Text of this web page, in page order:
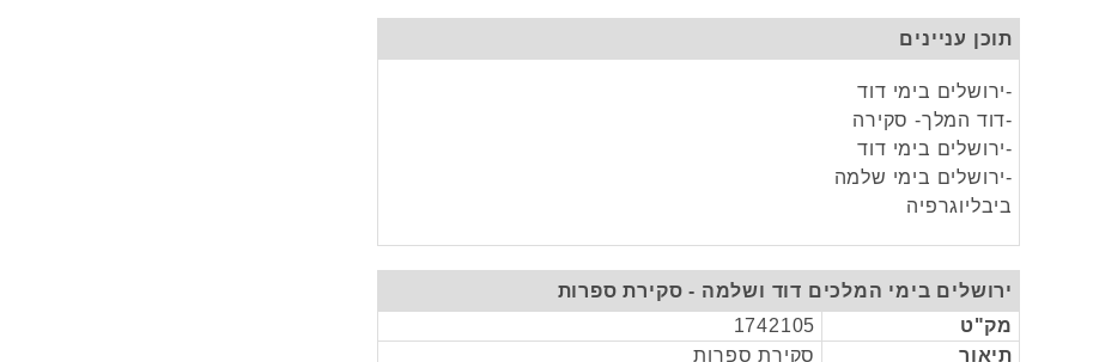
תוכן עניינים
-ירושלים בימי דוד
-דוד המלך- סקירה
-ירושלים בימי דוד
-ירושלים בימי שלמה
ביבליוגרפיה
ירושלים בימי המלכים דוד ושלמה - סקירת ספרות
מק"ט
1742105
תיאור
סקירת ספרות